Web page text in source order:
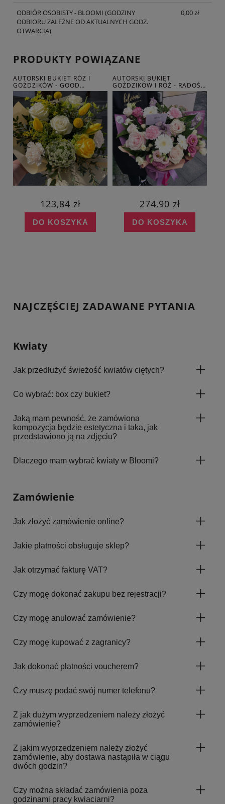
ODBIÓR OSOBISTY - BLOOMI (GODZINY
ODBIORU ZALEŻNE OD AKTUALNYCH GODZ.
OTWARCIA)
0,00 zł
PRODUKTY POWIĄZANE
AUTORSKI BUKIET RÓŻ I
GOŹDZIKÓW - GOOD
MORNING!
123,84 zł
DO KOSZYKA
AUTORSKI BUKIET
GOŹDZIKÓW I RÓŻ - RADOŚĆ
W ROZKWICIE
274,90 zł
DO KOSZYKA
NAJCZĘŚCIEJ ZADAWANE PYTANIA
Kwiaty
Jak przedłużyć świeżość kwiatów ciętych?
Co wybrać: box czy bukiet?
Jaką mam pewność, że zamówiona
kompozycja będzie estetyczna i taka, jak
przedstawiono ją na zdjęciu?
Dlaczego mam wybrać kwiaty w Bloomi?
Zamówienie
Jak złożyć zamówienie online?
Jakie płatności obsługuje sklep?
Jak otrzymać fakturę VAT?
Czy mogę dokonać zakupu bez rejestracji?
Czy mogę anulować zamówienie?
Czy mogę kupować z zagranicy?
Jak dokonać płatności voucherem?
Czy muszę podać swój numer telefonu?
Z jak dużym wyprzedzeniem należy złożyć
zamówienie?
Z jakim wyprzedzeniem należy złożyć
zamówienie, aby dostawa nastąpiła w ciągu
dwóch godzin?
Czy można składać zamówienia poza
godzinami pracy kwiaciarni?